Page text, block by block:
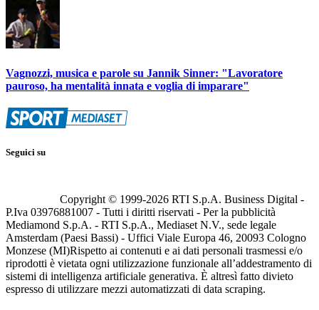
Vagnozzi, musica e parole su Jannik Sinner: "Lavoratore
pauroso, ha mentalità innata e voglia di imparare"
Seguici su
Copyright © 1999-2026 RTI S.p.A. Business Digital -
P.Iva 03976881007 - Tutti i diritti riservati - Per la pubblicità
Mediamond S.p.A. - RTI S.p.A., Mediaset N.V., sede legale
Amsterdam (Paesi Bassi) - Uffici Viale Europa 46, 20093 Cologno
Monzese (MI)Rispetto ai contenuti e ai dati personali trasmessi e/o
riprodotti è vietata ogni utilizzazione funzionale all’addestramento di
sistemi di intelligenza artificiale generativa. È altresì fatto divieto
espresso di utilizzare mezzi automatizzati di data scraping.